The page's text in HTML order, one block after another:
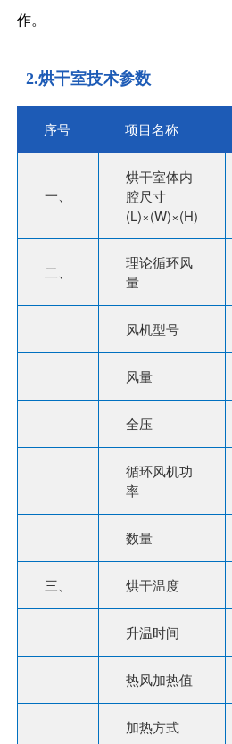
作。
2.烘干室技术参数
序号 项目名称
一、
烘干室体内
腔尺寸
(L)×(W)×(H)
二、
理论循环风
量
风机型号
风量
全压
循环风机功
率
数量
三、 烘干温度
升温时间
热风加热值
加热方式